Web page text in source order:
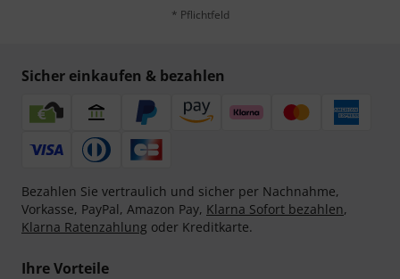
* Pflichtfeld
Sicher einkaufen & bezahlen
Bezahlen Sie vertraulich und sicher per Nachnahme,
Vorkasse, PayPal, Amazon Pay, Klarna Sofort bezahlen,
Klarna Ratenzahlung oder Kreditkarte.
Ihre Vorteile